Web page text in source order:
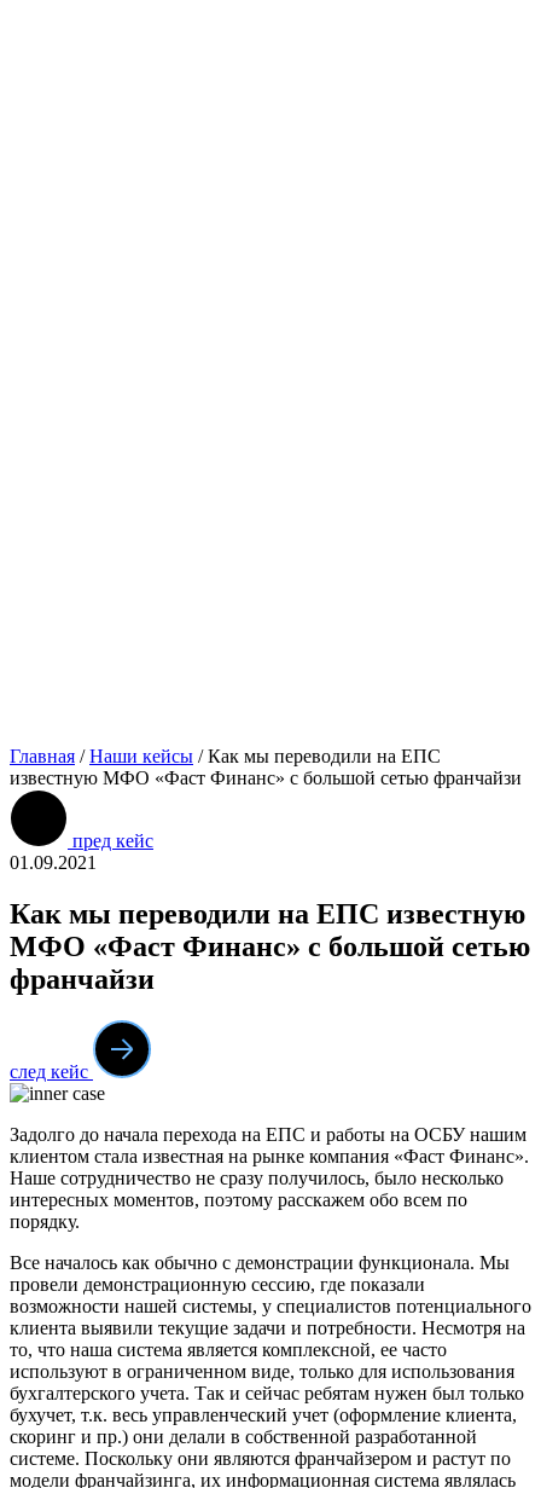
Главная /Наши кейсы /Как мы переводили на ЕПС
известную МФО «Фаст Финанс» с большой сетью франчайзи
пред кейс
01.09.2021
Как мы переводили на ЕПС известную
МФО «Фаст Финанс» с большой сетью
франчайзи
след кейс
Задолго до начала перехода на ЕПС и работы на ОСБУ нашим
клиентом стала известная на рынке компания «Фаст Финанс».
Наше сотрудничество не сразу получилось, было несколько
интересных моментов, поэтому расскажем обо всем по
порядку.
Все началось как обычно с демонстрации функционала. Мы
провели демонстрационную сессию, где показали
возможности нашей системы, у специалистов потенциального
клиента выявили текущие задачи и потребности. Несмотря на
то, что наша система является комплексной, ее часто
используют в ограниченном виде, только для использования
бухгалтерского учета. Так и сейчас ребятам нужен был только
бухучет, т.к. весь управленческий учет (оформление клиента,
скоринг и пр.) они делали в собственной разработанной
системе. Поскольку они являются франчайзером и растут по
модели франчайзинга, их информационная система являлась